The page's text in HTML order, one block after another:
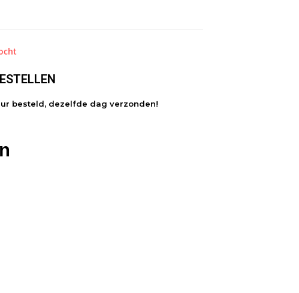
besteld, dezelfde dag verzonden!